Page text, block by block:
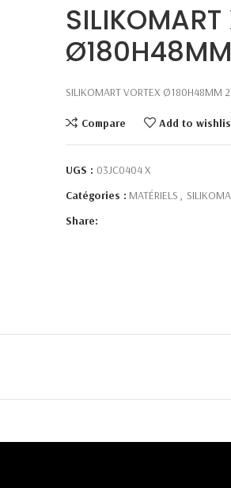
SILIKOMART
SILIKOMART VORTEX Ø180H48MM
Compare Add to
UGS : 03JC0404 X
Catégories : MATÉRIELS ,
Share: